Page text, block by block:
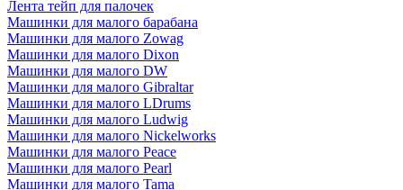
Лента тейп для палочек
Машинки для малого барабана
Машинки для малого Zowag
Машинки для малого Dixon
Машинки для малого DW
Машинки для малого Gibraltar
Машинки для малого LDrums
Машинки для малого Ludwig
Машинки для малого Nickelworks
Машинки для малого Peace
Машинки для малого Pearl
Машинки для малого Tama